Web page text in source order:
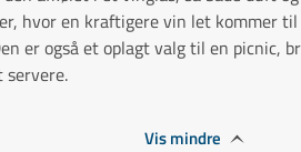
hvor en kraftigere vin let kommer til
er også et oplagt valg til en picnic,
servere.
Vis mindre